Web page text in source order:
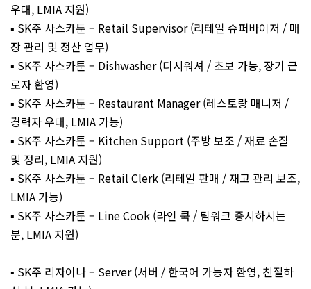
우대, LMIA 지원)
▪️ SK주 사스카툰 – Retail Supervisor (리테일 슈퍼바이저 / 매
장 관리 및 정산 업무)
▪️ SK주 사스카툰 – Dishwasher (디시워셔 / 초보 가능, 장기 근
로자 환영)
▪️ SK주 사스카툰 – Restaurant Manager (레스토랑 매니저 /
경력자 우대, LMIA 가능)
▪️ SK주 사스카툰 – Kitchen Support (주방 보조 / 재료 손질
및 정리, LMIA 지원)
▪️ SK주 사스카툰 – Retail Clerk (리테일 판매 / 재고 관리 보조,
LMIA 가능)
▪️ SK주 사스카툰 – Line Cook (라인 쿡 / 팀워크 중시하시는
분, LMIA 지원)
▪️ SK주 리자이나 – Server (서버 / 한국어 가능자 환영, 친절하